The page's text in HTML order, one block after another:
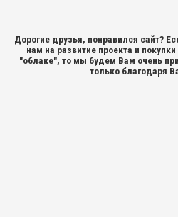
Дорогие друзья, понравился сайт?
нам на развитие проекта и
"облаке", то мы будем Вам очень
только благодаря